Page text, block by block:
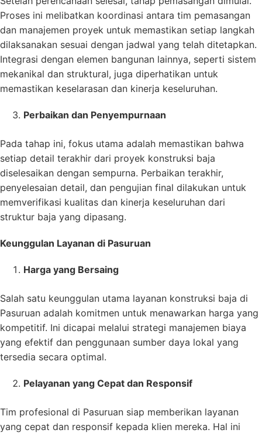
Proses ini melibatkan koordinasi antara tim pemasangan
dan manajemen proyek untuk memastikan setiap langkah
dilaksanakan sesuai dengan jadwal yang telah ditetapkan.
Integrasi dengan elemen bangunan lainnya, seperti sistem
mekanikal dan struktural, juga diperhatikan untuk
memastikan keselarasan dan kinerja keseluruhan.
Perbaikan dan Penyempurnaan
Pada tahap ini, fokus utama adalah memastikan bahwa
setiap detail terakhir dari proyek konstruksi baja
diselesaikan dengan sempurna. Perbaikan terakhir,
penyelesaian detail, dan pengujian final dilakukan untuk
memverifikasi kualitas dan kinerja keseluruhan dari
struktur baja yang dipasang.
Keunggulan Layanan di Pasuruan
Harga yang Bersaing
Salah satu keunggulan utama layanan konstruksi baja di
Pasuruan adalah komitmen untuk menawarkan harga yang
kompetitif. Ini dicapai melalui strategi manajemen biaya
yang efektif dan penggunaan sumber daya lokal yang
tersedia secara optimal.
Pelayanan yang Cepat dan Responsif
Tim profesional di Pasuruan siap memberikan layanan
yang cepat dan responsif kepada klien mereka. Hal ini